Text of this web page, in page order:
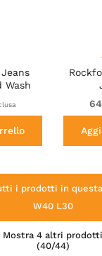
Wash
i prodotti in
W40 L30
(40/44)
Mostra 4 altri prodotti